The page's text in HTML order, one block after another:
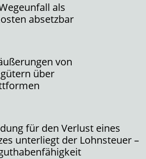
als
absetzbar
von
über
für den Verlust eines
unterliegt der Lohnsteuer –